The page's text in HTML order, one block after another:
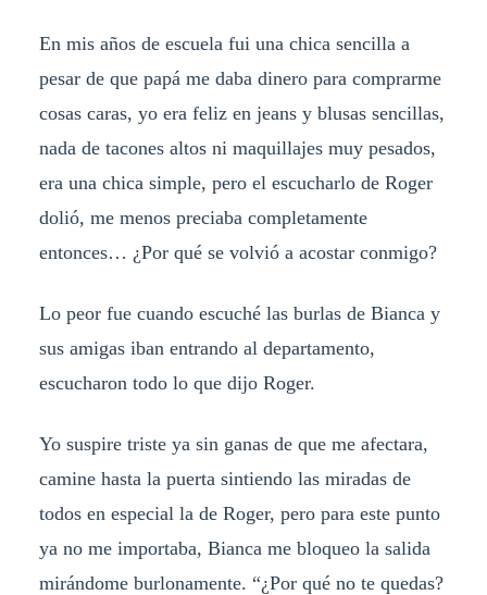
En mis años de escuela fui una chica sencilla a
pesar de que papá me daba dinero para comprarme
cosas caras, yo era feliz en jeans y blusas sencillas,
nada de tacones altos ni maquillajes muy pesados,
era una chica simple, pero el escucharlo de Roger
dolió, me menos preciaba completamente
entonces… ¿Por qué se volvió a acostar conmigo?
Lo peor fue cuando escuché las burlas de Bianca y
sus amigas iban entrando al departamento,
escucharon todo lo que dijo Roger.
Yo suspire triste ya sin ganas de que me afectara,
camine hasta la puerta sintiendo las miradas de
todos en especial la de Roger, pero para este punto
ya no me importaba, Bianca me bloqueo la salida
mirándome burlonamente. “¿Por qué no te quedas?